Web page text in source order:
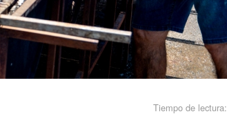
Tiempo de lectura: